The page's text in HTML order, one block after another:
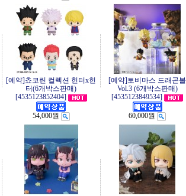
[예약]쵸코린 컬렉션 헌터x헌
터(6개박스판매)
[4535123852404]
54,000원
[예약]토비마스 드래곤볼
Vol.3 (6개박스판매)
[4535123849534]
60,000원